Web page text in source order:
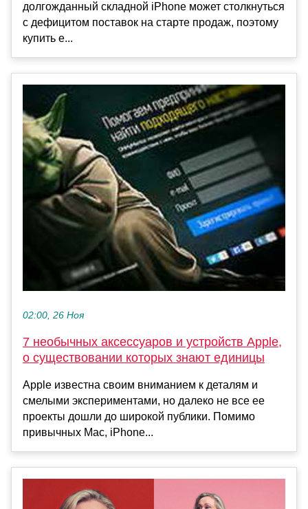
долгожданный складной iPhone может столкнуться
с дефицитом поставок на старте продаж, поэтому
купить е...
02:00, 26 Ноя
7 необычных аксессуаров и устройств Apple,
о существовании которых знают единицы
Apple известна своим вниманием к деталям и
смелыми экспериментами, но далеко не все ее
проекты дошли до широкой публики. Помимо
привычных Mac, iPhone...